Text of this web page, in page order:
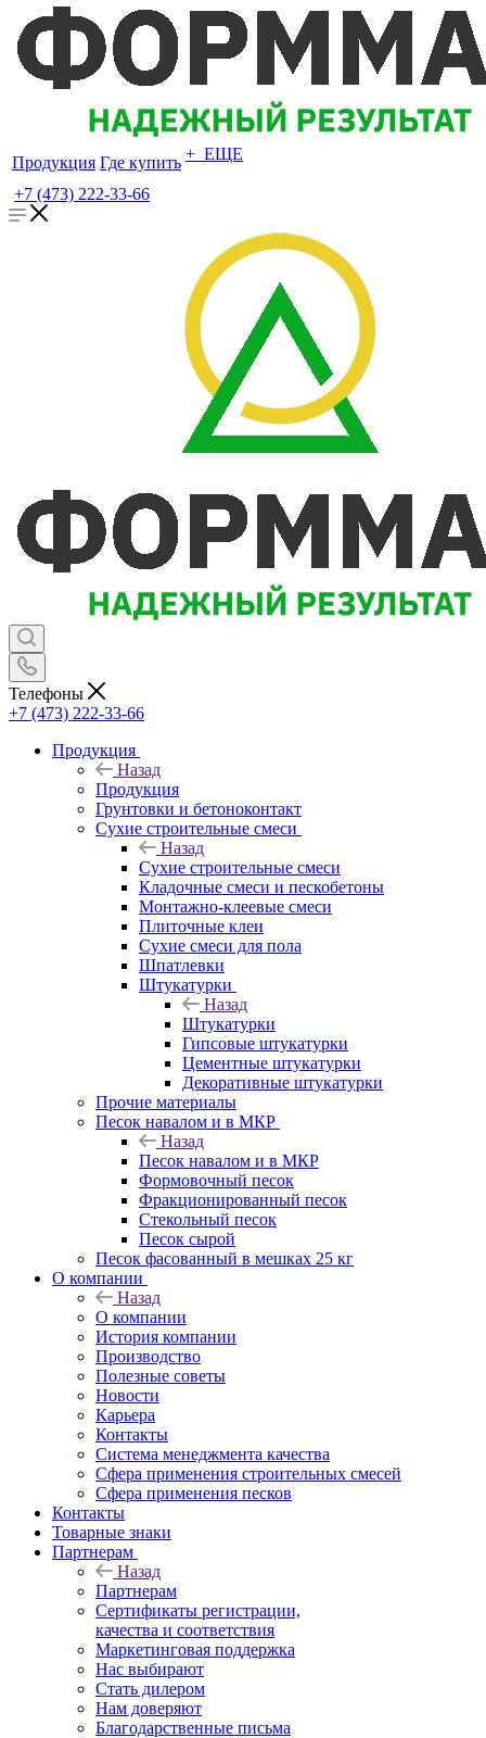
Продукция Где купить + ЕЩЕ
+7 (473) 222-33-66
Телефоны
+7 (473) 222-33-66
Продукция
Назад
Продукция
Грунтовки и бетоноконтакт
Сухие строительные смеси
Назад
Сухие строительные смеси
Кладочные смеси и пескобетоны
Монтажно-клеевые смеси
Плиточные клеи
Сухие смеси для пола
Шпатлевки
Штукатурки
Назад
Штукатурки
Гипсовые штукатурки
Цементные штукатурки
Декоративные штукатурки
Прочие материалы
Песок навалом и в МКР
Назад
Песок навалом и в МКР
Формовочный песок
Фракционированный песок
Стекольный песок
Песок сырой
Песок фасованный в мешках 25 кг
О компании
Назад
О компании
История компании
Производство
Полезные советы
Новости
Карьера
Контакты
Система менеджмента качества
Сфера применения строительных смесей
Сфера применения песков
Контакты
Товарные знаки
Партнерам
Назад
Партнерам
Сертификаты регистрации,
качества и соответствия
Маркетинговая поддержка
Нас выбирают
Стать дилером
Нам доверяют
Благодарственные письма